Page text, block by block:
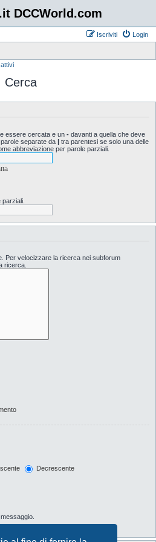
DCCWorld.com
Login
Iscriviti
Cerca
essere cercata e un - davanti a quella che deve
separate da | tra parentesi se solo una delle
abbreviazione per parole parziali.
Per velocizzare la ricerca nei subforum
ricerca.
Decrescente